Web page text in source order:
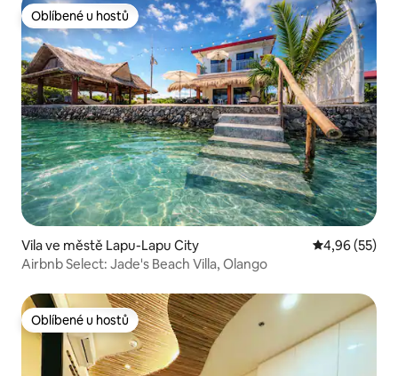
Oblíbené u hostů
Oblíbené u hostů
Vila ve městě Lapu-Lapu City Průměrné
4,96 (55)
Airbnb Select: Jade's Beach Villa, Olango
Oblíbené u hostů
Oblíbené u hostů